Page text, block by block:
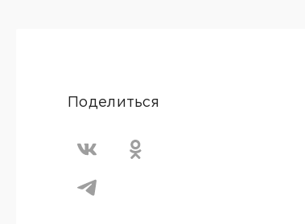
Поделиться